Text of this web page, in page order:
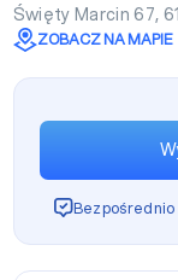
Święty Marcin 67,
ZOBACZ NA MAPIE
Bezpośrednio